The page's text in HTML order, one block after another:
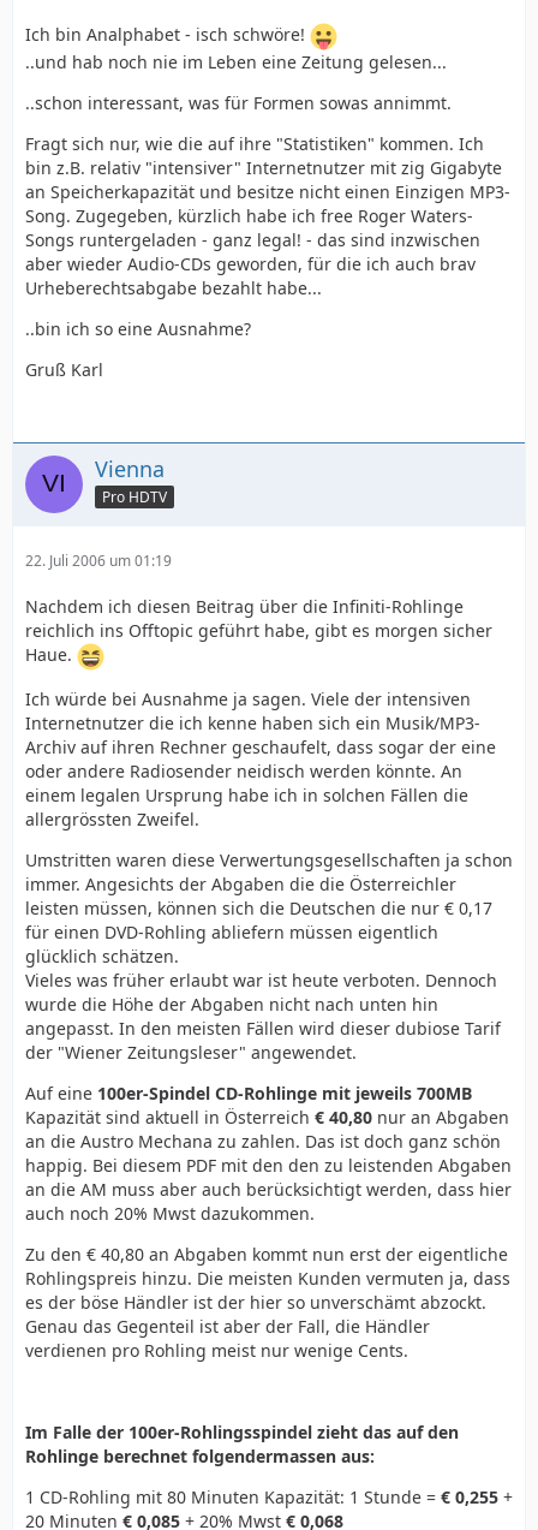
Ich bin Analphabet - isch schwöre!
..und hab noch nie im Leben eine Zeitung gelesen...
..schon interessant, was für Formen sowas annimmt.
Fragt sich nur, wie die auf ihre "Statistiken" kommen. Ich
bin z.B. relativ "intensiver" Internetnutzer mit zig Gigabyte
an Speicherkapazität und besitze nicht einen Einzigen MP3-
Song. Zugegeben, kürzlich habe ich free Roger Waters-
Songs runtergeladen - ganz legal! - das sind inzwischen
aber wieder Audio-CDs geworden, für die ich auch brav
Urheberechtsabgabe bezahlt habe...
..bin ich so eine Ausnahme?
Gruß Karl
Vienna
Pro HDTV
22. Juli 2006 um 01:19
Nachdem ich diesen Beitrag über die Infiniti-Rohlinge
reichlich ins Offtopic geführt habe, gibt es morgen sicher
Haue.
Ich würde bei Ausnahme ja sagen. Viele der intensiven
Internetnutzer die ich kenne haben sich ein Musik/MP3-
Archiv auf ihren Rechner geschaufelt, dass sogar der eine
oder andere Radiosender neidisch werden könnte. An
einem legalen Ursprung habe ich in solchen Fällen die
allergrössten Zweifel.
Umstritten waren diese Verwertungsgesellschaften ja schon
immer. Angesichts der Abgaben die die Österreichler
leisten müssen, können sich die Deutschen die nur € 0,17
für einen DVD-Rohling abliefern müssen eigentlich
glücklich schätzen.
Vieles was früher erlaubt war ist heute verboten. Dennoch
wurde die Höhe der Abgaben nicht nach unten hin
angepasst. In den meisten Fällen wird dieser dubiose Tarif
der "Wiener Zeitungsleser" angewendet.
Auf eine 100er-Spindel CD-Rohlinge mit jeweils 700MB
Kapazität sind aktuell in Österreich € 40,80 nur an Abgaben
an die Austro Mechana zu zahlen. Das ist doch ganz schön
happig. Bei diesem PDF mit den den zu leistenden Abgaben
an die AM muss aber auch berücksichtigt werden, dass hier
auch noch 20% Mwst dazukommen.
Zu den € 40,80 an Abgaben kommt nun erst der eigentliche
Rohlingspreis hinzu. Die meisten Kunden vermuten ja, dass
es der böse Händler ist der hier so unverschämt abzockt.
Genau das Gegenteil ist aber der Fall, die Händler
verdienen pro Rohling meist nur wenige Cents.
Im Falle der 100er-Rohlingsspindel zieht das auf den
Rohlinge berechnet folgendermassen aus:
1 CD-Rohling mit 80 Minuten Kapazität: 1 Stunde = € 0,255 +
20 Minuten € 0,085 + 20% Mwst € 0,068